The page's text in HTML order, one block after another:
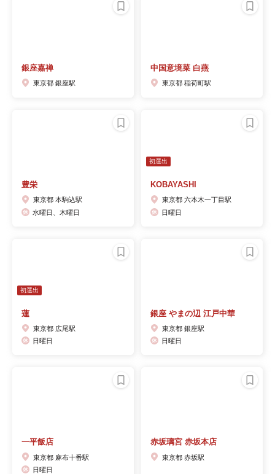
銀座嘉禅
東京都 銀座駅
中国意境菜 白燕
東京都 稲荷町駅
豊栄
東京都 本駒込駅
水曜日、木曜日
初選出
KOBAYASHI
東京都 六本木一丁目駅
日曜日
初選出
蓮
東京都 広尾駅
日曜日
銀座 やまの辺 江戸中華
東京都 銀座駅
日曜日
一平飯店
東京都 麻布十番駅
日曜日
赤坂璃宮 赤坂本店
東京都 赤坂駅